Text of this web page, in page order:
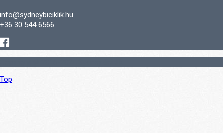
info@sydneybiciklik.hu
+36 30 544 6566
Top